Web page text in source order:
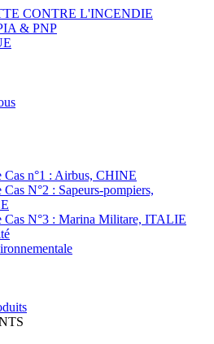
CONTRE L'INCENDIE
& PNP
Cas n°1 : Airbus, CHINE
Cas N°2 : Sapeurs-pompiers,
Cas N°3 : Marina Militare, ITALIE